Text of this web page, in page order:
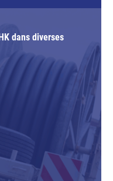
dans diverses